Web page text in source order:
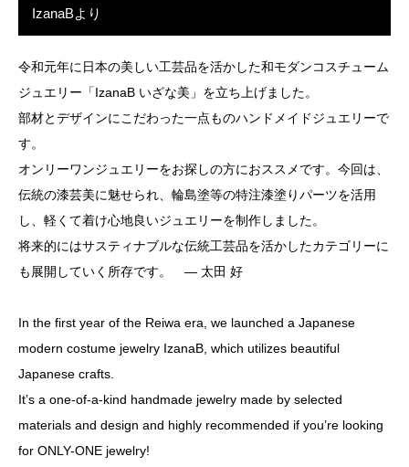
IzanaBより
令和元年に日本の美しい工芸品を活かした和モダンコスチューム
ジュエリー「IzanaB いざな美」を立ち上げました。
部材とデザインにこだわった一点ものハンドメイドジュエリーで
す。
オンリーワンジュエリーをお探しの方におススメです。今回は、
伝統の漆芸美に魅せられ、輪島塗等の特注漆塗りパーツを活用
し、軽くて着け心地良いジュエリーを制作しました。
将来的にはサスティナブルな伝統工芸品を活かしたカテゴリーに
も展開していく所存です。 ― 太田 好
In the first year of the Reiwa era, we launched a Japanese
modern costume jewelry IzanaB, which utilizes beautiful
Japanese crafts.
It’s a one-of-a-kind handmade jewelry made by selected
materials and design and highly recommended if you’re looking
for ONLY-ONE jewelry!